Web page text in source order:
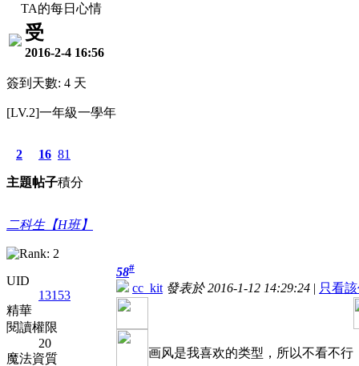
TA的每日心情
受
2016-2-4 16:56
簽到天數: 4 天
[LV.2]一年級一學年
2
主題
16
帖子
81
積分
二科生【H班】
UID
13153
精華
閱讀權限
20
魔法資質
58#
cc_kit 發表於 2016-1-12 14:29:24 | 只看
画风是我喜欢的类型，所以不看不行